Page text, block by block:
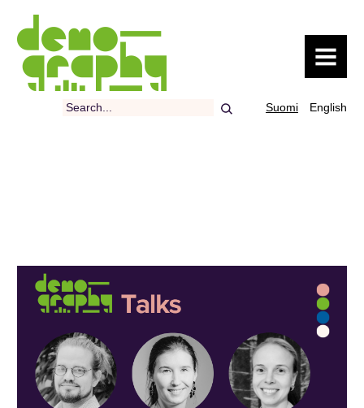
MENU
Search Suomi English